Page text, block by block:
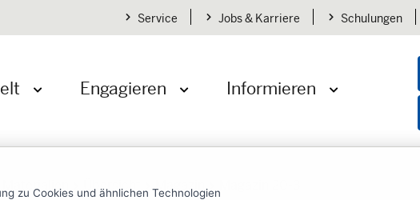
zu Cookies und ähnlichen Technologien
Service Jobs & Karriere Schulungen
Engagieren Informieren
Materialien Übersicht Magazin